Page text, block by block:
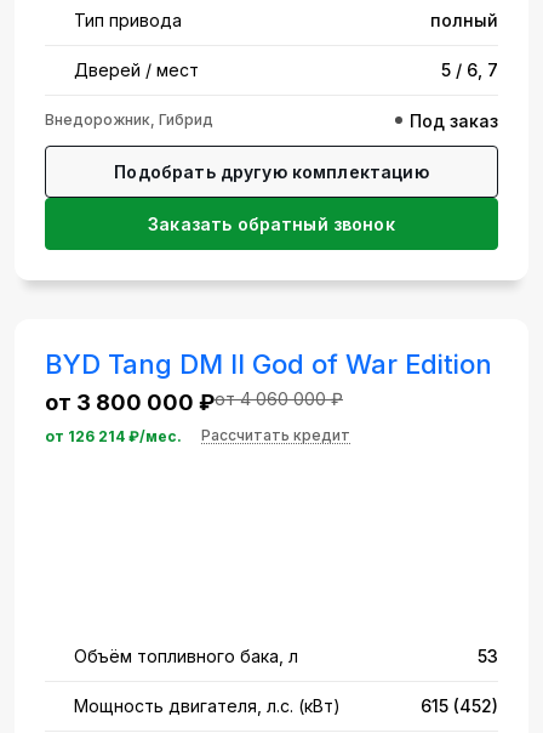
Тип привода полный
Дверей / мест 5 / 6, 7
Внедорожник, Гибрид Под заказ
Подобрать другую комплектацию
Заказать обратный звонок
BYD Tang DM II God of War Edition
от 3 800 000 ₽от 4 060 000 ₽
от 126 214 ₽/мес. Рассчитать кредит
Объём топливного бака, л 53
Мощность двигателя, л.с. (кВт) 615 (452)